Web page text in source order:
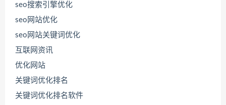
seo搜索引擎优化
seo网站优化
seo网站关键词优化
互联网资讯
优化网站
关键词优化排名
关键词优化排名软件